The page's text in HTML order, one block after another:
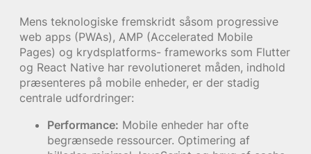
Mens teknologiske fremskridt såsom progressive
web apps (PWAs), AMP (Accelerated Mobile
Pages) og krydsplatforms- frameworks som Flutter
og React Native har revolutioneret måden, indhold
præsenteres på mobile enheder, er der stadig
centrale udfordringer:
Performance: Mobile enheder har ofte
begrænsede ressourcer. Optimering af